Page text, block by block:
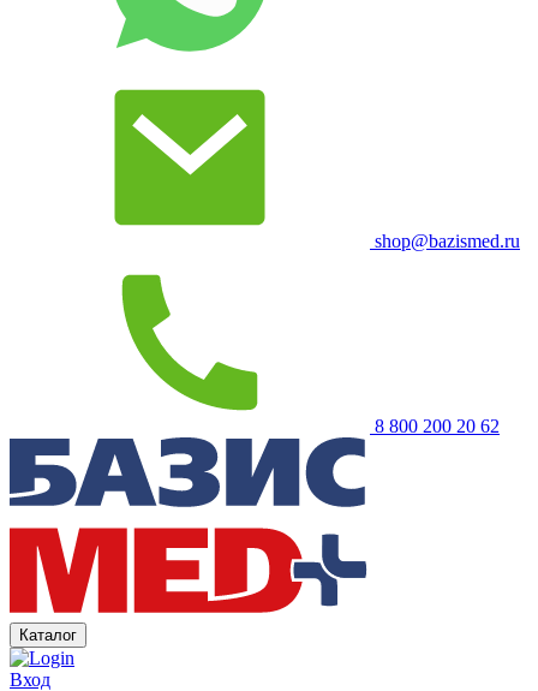
shop@bazismed.ru
8 800 200 20 62
Каталог
Вход